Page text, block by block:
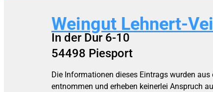
Weingut Lehnert-
In der Dur 6-10
54498 Piesport
Die Informationen dieses Eintrags wurden
entnommen und erheben keinerlei Anspruch